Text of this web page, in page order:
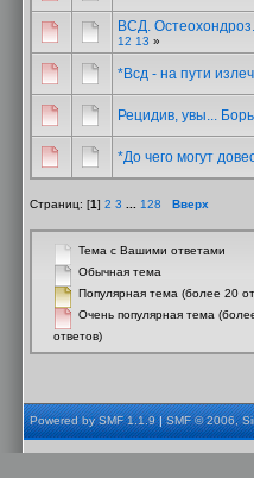
ВСД.
12 13 »
*Всд - на пути
Рецидив, увы...
*До чего могут
Страниц: [1] 2 3 128 Вверх
Тема с Вашими ответами
Обычная тема
Популярная тема (более 20
Очень популярная тема
ответов)
Powered by SMF 1.1.9|SMF © 2006,